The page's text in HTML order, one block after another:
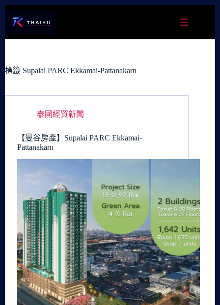
容
標籤 Supalai PARC Ekkamai-Pattanakarn
泰國經貿新聞
【曼谷房產】Supalai PARC Ekkamai-
Pattanakarn